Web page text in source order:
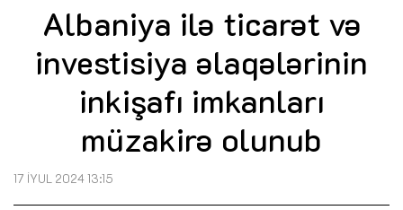
Albaniya ilə ticarət və
investisiya əlaqələrinin
inkişafı imkanları
müzakirə olunub
17 İYUL 2024 13:15